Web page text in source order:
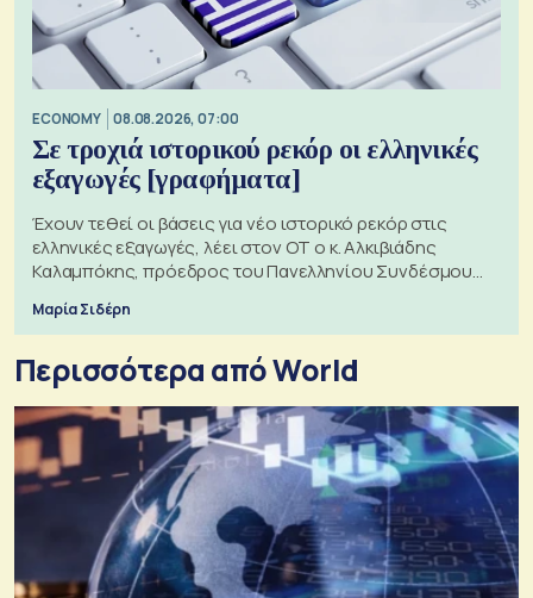
ECONOMY 08.08.2026, 07:00
Σε τροχιά ιστορικού ρεκόρ οι ελληνικές
εξαγωγές [γραφήματα]
Έχουν τεθεί οι βάσεις για νέο ιστορικό ρεκόρ στις
ελληνικές εξαγωγές, λέει στον ΟΤ ο κ. Αλκιβιάδης
Καλαμπόκης, πρόεδρος του Πανελληνίου Συνδέσμου
Εξαγωγέων
Μαρία Σιδέρη
Περισσότερα από World